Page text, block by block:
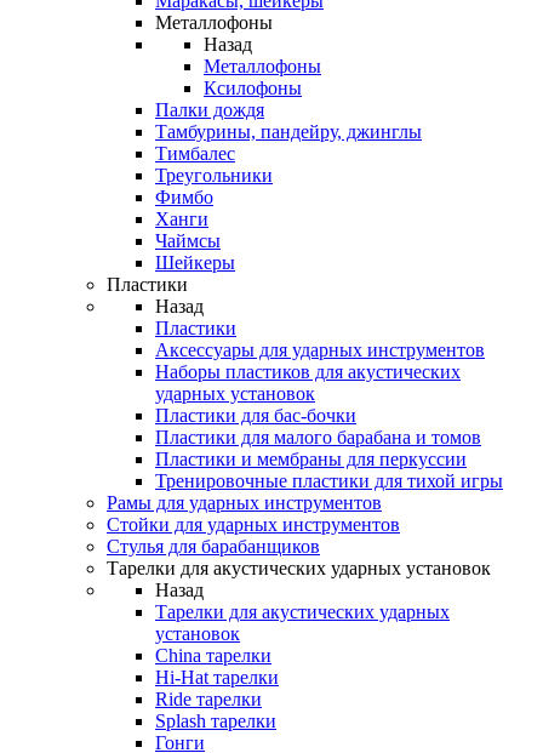
Металлофоны
Назад
Металлофоны
Ксилофоны
Палки дождя
Тамбурины, пандейру, джинглы
Тимбалес
Треугольники
Фимбо
Ханги
Чаймсы
Шейкеры
Пластики
Назад
Пластики
Аксессуары для ударных инструментов
Наборы пластиков для акустических
ударных установок
Пластики для бас-бочки
Пластики для малого барабана и томов
Пластики и мембраны для перкуссии
Тренировочные пластики для тихой игры
Рамы для ударных инструментов
Стойки для ударных инструментов
Стулья для барабанщиков
Тарелки для акустических ударных установок
Назад
Тарелки для акустических ударных
установок
China тарелки
Hi-Hat тарелки
Ride тарелки
Splash тарелки
Гонги